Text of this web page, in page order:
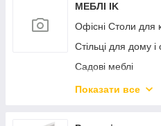
МЕБЛІ IK
Офісні Столи для
Стільці для дому і
Садові меблі
Дитяча кімната
Показати все